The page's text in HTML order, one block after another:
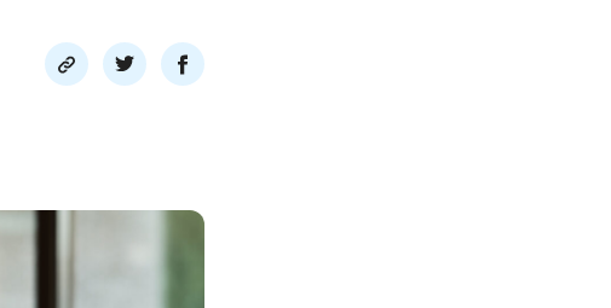
Del
link
Del
på
Del
på